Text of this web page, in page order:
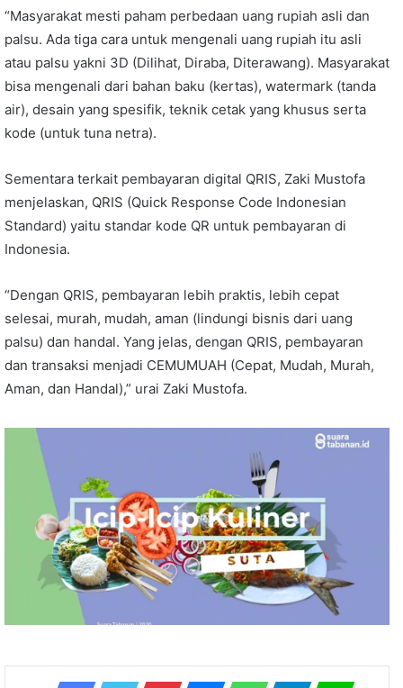
“Masyarakat mesti paham perbedaan uang rupiah asli dan
palsu. Ada tiga cara untuk mengenali uang rupiah itu asli
atau palsu yakni 3D (Dilihat, Diraba, Diterawang). Masyarakat
bisa mengenali dari bahan baku (kertas), watermark (tanda
air), desain yang spesifik, teknik cetak yang khusus serta
kode (untuk tuna netra).
Sementara terkait pembayaran digital QRIS, Zaki Mustofa
menjelaskan, QRIS (Quick Response Code Indonesian
Standard) yaitu standar kode QR untuk pembayaran di
Indonesia.
“Dengan QRIS, pembayaran lebih praktis, lebih cepat
selesai, murah, mudah, aman (lindungi bisnis dari uang
palsu) dan handal. Yang jelas, dengan QRIS, pembayaran
dan transaksi menjadi CEMUMUAH (Cepat, Mudah, Murah,
Aman, dan Handal),” urai Zaki Mustofa.